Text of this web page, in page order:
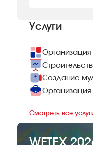
Услуги
Создание
Смотреть все
WETEX